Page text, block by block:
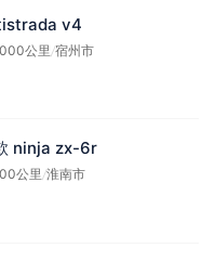
v4
公里/宿州市
ninja zx-6r
公里/淮南市